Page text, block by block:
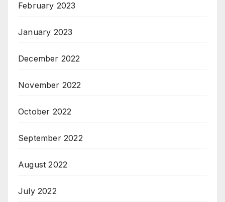
February 2023
January 2023
December 2022
November 2022
October 2022
September 2022
August 2022
July 2022